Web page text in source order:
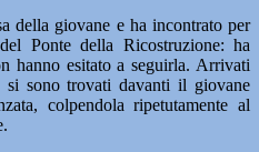
della giovane e ha incontrato per
Ponte della Ricostruzione: ha
hanno esitato a seguirla. Arrivati
si sono trovati davanti il giovane
colpendola ripetutamente al